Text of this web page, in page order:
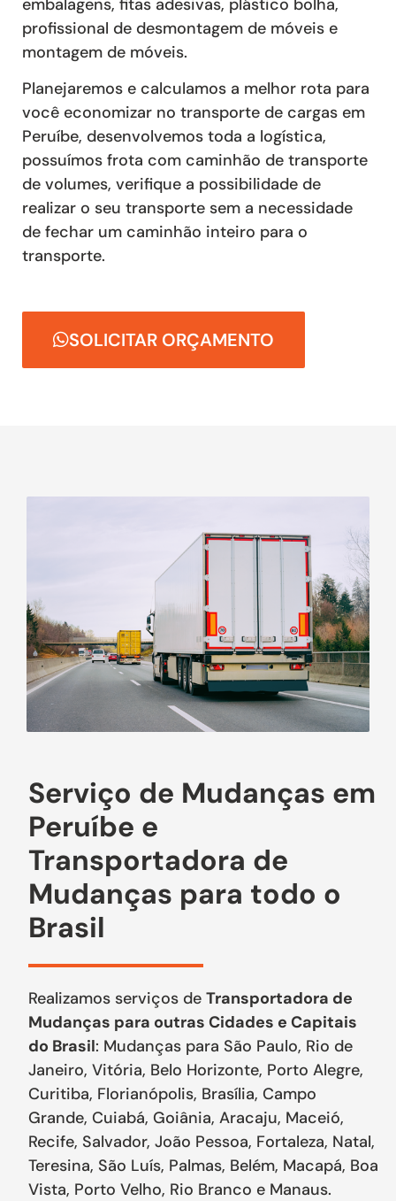
profissional de desmontagem de móveis e
montagem de móveis.
Planejaremos e calculamos a melhor rota para
você economizar no transporte de cargas em
Peruíbe, desenvolvemos toda a logística,
possuímos frota com caminhão de transporte
de volumes, verifique a possibilidade de
realizar o seu transporte sem a necessidade
de fechar um caminhão inteiro para o
transporte.
SOLICITAR ORÇAMENTO
Serviço de Mudanças em
Peruíbe e
Transportadora de
Mudanças para todo o
Brasil
Realizamos serviços de Transportadora de
Mudanças para outras Cidades e Capitais
do Brasil: Mudanças para São Paulo, Rio de
Janeiro, Vitória, Belo Horizonte, Porto Alegre,
Curitiba, Florianópolis, Brasília, Campo
Grande, Cuiabá, Goiânia, Aracaju, Maceió,
Recife, Salvador, João Pessoa, Fortaleza, Natal,
Teresina, São Luís, Palmas, Belém, Macapá, Boa
Vista, Porto Velho, Rio Branco e Manaus.